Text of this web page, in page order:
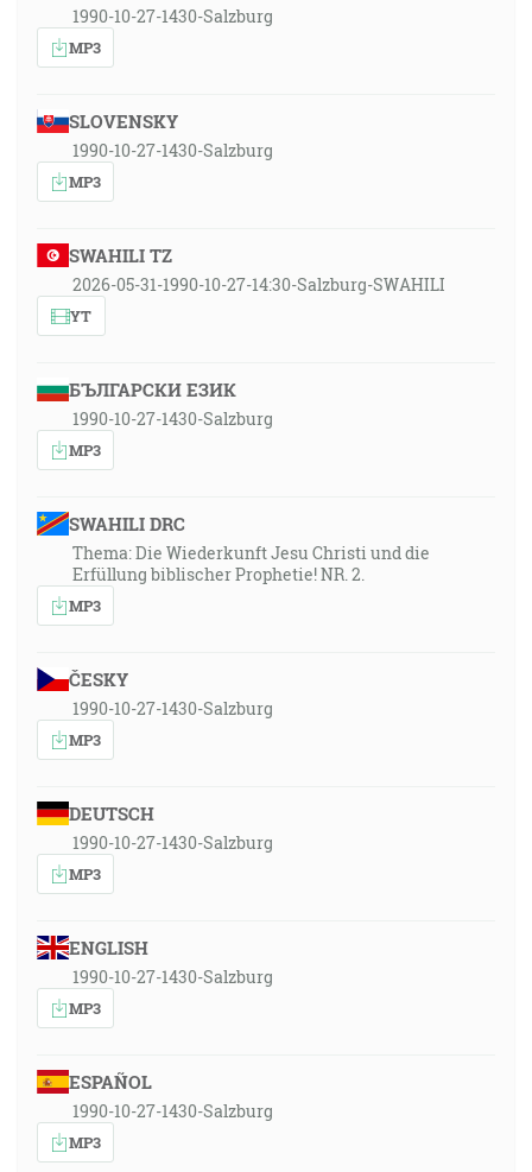
1990-10-27-1430-Salzburg
MP3
SLOVENSKY
1990-10-27-1430-Salzburg
MP3
SWAHILI TZ
2026-05-31-1990-10-27-14:30-Salzburg-SWAHILI
YT
БЪЛГАРСКИ ЕЗИК
1990-10-27-1430-Salzburg
MP3
SWAHILI DRC
Thema: Die Wiederkunft Jesu Christi und die
Erfüllung biblischer Prophetie! NR. 2.
MP3
ČESKY
1990-10-27-1430-Salzburg
MP3
DEUTSCH
1990-10-27-1430-Salzburg
MP3
ENGLISH
1990-10-27-1430-Salzburg
MP3
ESPAÑOL
1990-10-27-1430-Salzburg
MP3